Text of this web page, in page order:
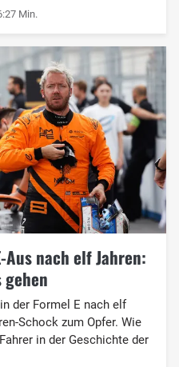
Min.
Aus nach elf Jahren:
gehen
der Formel E nach elf
Schock zum Opfer. Wie
in der Geschichte der